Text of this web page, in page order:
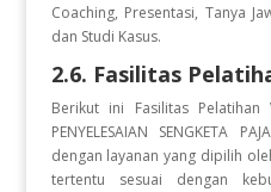
Coaching, Presentasi, Tanya
dan Studi Kasus.
2.6. Fasilitas
Berikut ini Fasilitas Pelatihan
PENYELESAIAN SENGKETA
dengan layanan yang dipilih
tertentu sesuai dengan